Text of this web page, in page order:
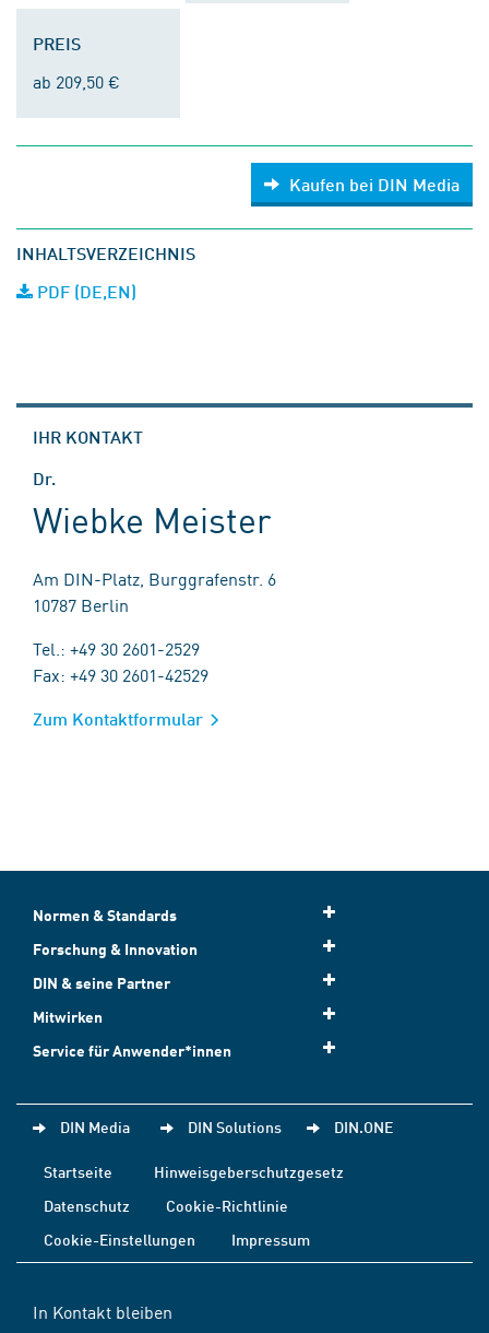
PREIS
ab 209,50 €
Kaufen bei DIN Media
INHALTSVERZEICHNIS
PDF (DE,EN)
IHR KONTAKT
Dr.
Wiebke Meister
Am DIN-Platz, Burggrafenstr. 6
10787 Berlin
Tel.: +49 30 2601-2529
Fax: +49 30 2601-42529
Zum Kontaktformular
Normen & Standards
Forschung & Innovation
DIN & seine Partner
Mitwirken
Service für Anwender*innen
DIN Media DIN Solutions DIN.ONE
Startseite
Hinweisgeberschutzgesetz
Datenschutz
Cookie-Richtlinie
Cookie-Einstellungen
Impressum
In Kontakt bleiben